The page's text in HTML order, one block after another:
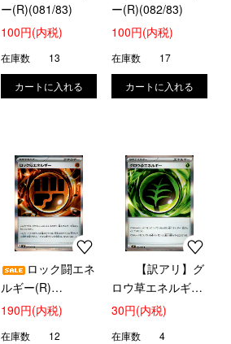
ー(R)(081/83)
100円(内税)
在庫数 13
ー(R)(082/83)
100円(内税)
在庫数 17
ロック闘エネ
ルギー(R)
(080/080)
190円(内税)
在庫数 12
【訳アリ】グ
ロウ草エネルギー
(R)(078/080)
30円(内税)
在庫数 4